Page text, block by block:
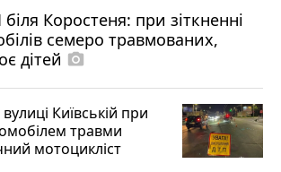
Коростеня: при зіткненні
семеро травмованих,
дітей photo_camera
Київській при
травми
мотоцикліст